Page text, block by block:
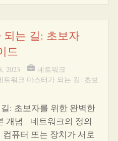
는 길: 초보자
드
2023
네트워크
트워크 마스터가 되는 길: 초보
: 초보자를 위한 완벽한
개념 네트워크의 정의
퓨터 또는 장치가 서로